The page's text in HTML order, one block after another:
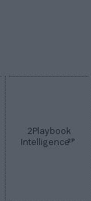
2Playbook
Intelligence2P